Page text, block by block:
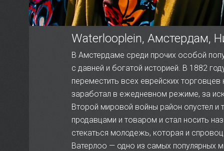
Waterlooplein, Амстердам,
В Амстердаме среди прочих особой
с давней и богатой историей. В 1882
переместить всех еврейских
заработал в ежедневном режиме, за
Второй мировой войны район опустел и
продавцами и товаром и стал носить
стекаться молодежь, которая и
Ватерлоо — одно из самых популярных